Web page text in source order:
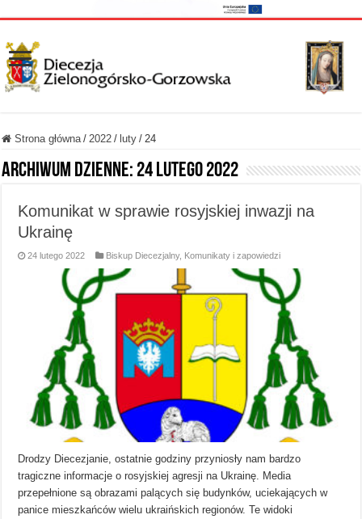
Strona główna / 2022 / luty / 24
Archiwum dzienne: 24 lutego 2022
Komunikat w sprawie rosyjskiej inwazji na
Ukrainę
24 lutego 2022 Biskup Diecezjalny, Komunikaty i zapowiedzi
Drodzy Diecezjanie, ostatnie godziny przyniosły nam bardzo
tragiczne informacje o rosyjskiej agresji na Ukrainę. Media
przepełnione są obrazami palących się budynków, uciekających w
panice mieszkańców wielu ukraińskich regionów. Te widoki